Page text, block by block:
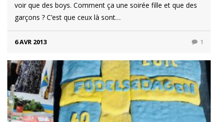
voir que des boys. Comment ça une soirée fille et que des
garçons ? C’est que ceux là sont…
6 AVR 2013 1